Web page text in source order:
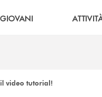
GIOVANI
video tutorial!